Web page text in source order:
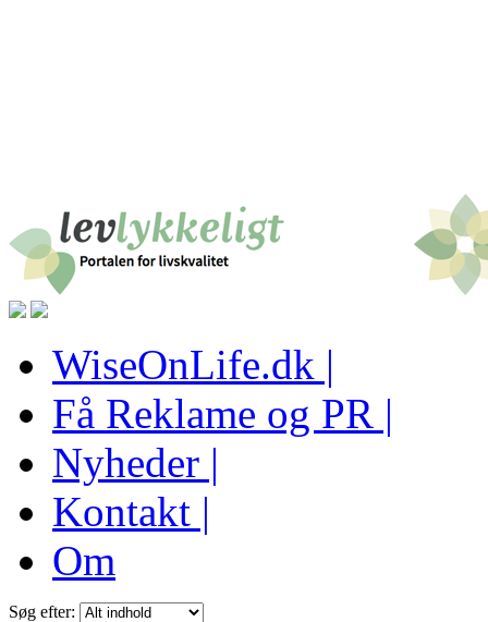
WiseOnLife.dk |
Få Reklame og PR |
Nyheder |
Kontakt |
Om
Søg efter: